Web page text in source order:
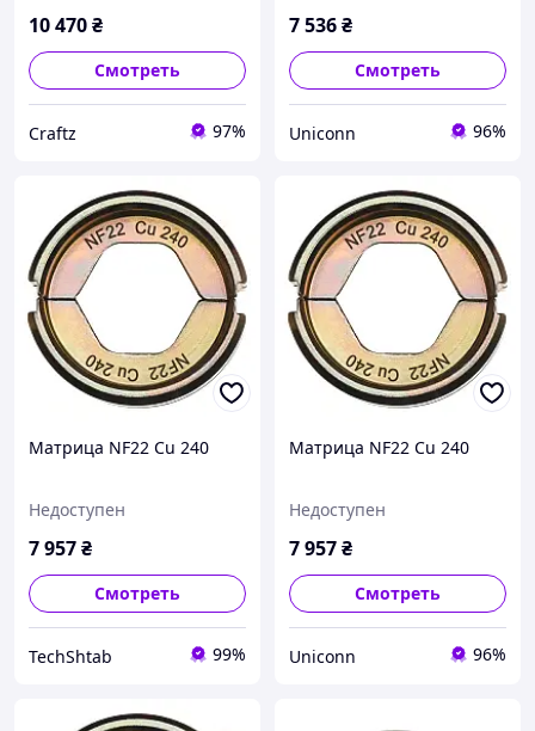
10 470₴
Смотреть
Craftz 97%
7 536₴
Смотреть
Uniconn 96%
Матрица NF22 Cu 240
Недоступен
7 957₴
Смотреть
TechShtab 99%
Матрица NF22 Cu 240
Недоступен
7 957₴
Смотреть
Uniconn 96%